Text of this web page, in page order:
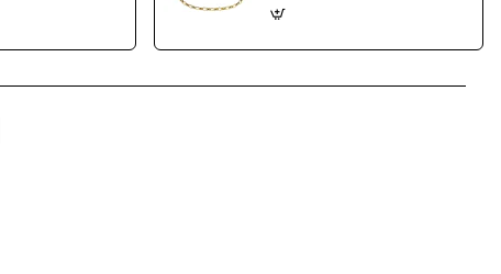
Email